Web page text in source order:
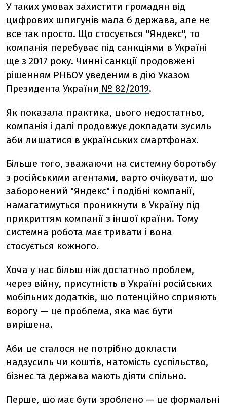
У таких умовах захистити громадян від
цифрових шпигунів мала б держава, але не
все так просто. Що стосується "Яндекс", то
компанія перебуває під санкціями в Україні
ще з 2017 року. Чинні санкції продовжені
рішенням РНБОУ уведеним в дію Указом
Президента України № 82/2019.
Як показала практика, цього недостатньо,
компанія і далі продовжує докладати зусиль
аби лишатися в українських смартфонах.
Більше того, зважаючи на системну боротьбу
з російськими агентами, варто очікувати, що
заборонений "Яндекс" і подібні компанії,
намагатимуться проникнути в Україну під
прикриттям компанії з іншої країни. Тому
системна робота має тривати і вона
стосується кожного.
Хоча у нас більш ніж достатньо проблем,
через війну, присутність в Україні російських
мобільних додатків, що потенційно сприяють
ворогу — це проблема, яка має бути
вирішена.
Аби це сталося не потрібно докласти
надзусиль чи коштів, натомість суспільство,
бізнес та держава мають діяти спільно.
Перше, що має бути зроблено — це формальні